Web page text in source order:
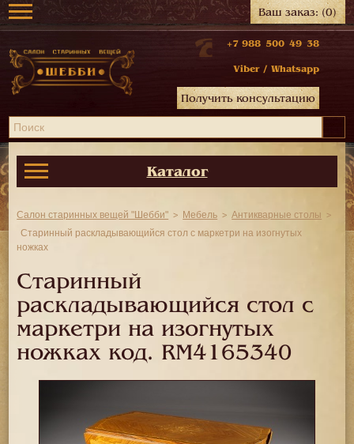
Ваш заказ:(0)
+7 988 500 49 38
Viber / Whatsapp
Получить консультацию
Каталог
Салон старинных вещей "Шебби" Мебель
Антикварные столы
Старинный раскладывающийся стол с маркетри на изогнутых
ножках
Старинный
раскладывающийся стол с
маркетри на изогнутых
ножках код. RM4165340